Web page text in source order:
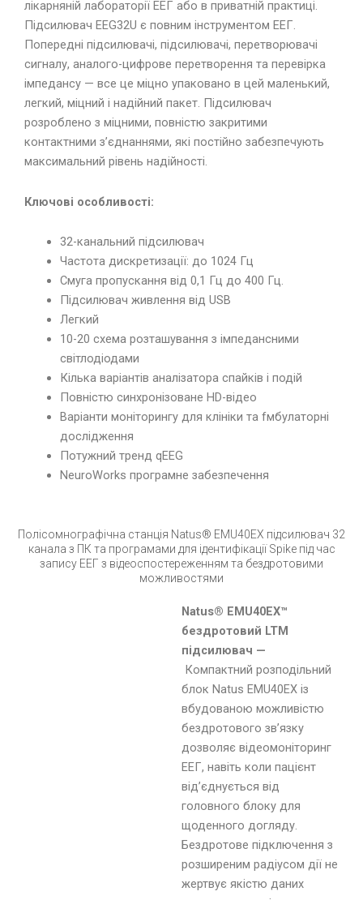
лікарняній лабораторії ЕЕГ або в приватній практиці.
Підсилювач EEG32U є повним інструментом ЕЕГ.
Попередні підсилювачі, підсилювачі, перетворювачі
сигналу, аналого-цифрове перетворення та перевірка
імпедансу — все це міцно упаковано в цей маленький,
легкий, міцний і надійний пакет. Підсилювач
розроблено з міцними, повністю закритими
контактними з’єднаннями, які постійно забезпечують
максимальний рівень надійності.
Ключові особливості:
32-канальний підсилювач
Частота дискретизації: до 1024 Гц
Смуга пропускання від 0,1 Гц до 400 Гц.
Підсилювач живлення від USB
Легкий
10-20 схема розташування з імпедансними
світлодіодами
Кілька варіантів аналізатора спайків і подій
Повністю синхронізоване HD-відео
Варіанти моніторингу для клініки та fмбулаторні
дослідження
Потужний тренд qEEG
NeuroWorks програмне забезпечення
Полісомнографічна станція Natus® EMU40EX підсилювач 32
канала з ПК та програмами для ідентифікації Spike під час
запису ЕЕГ з відеоспостереженням та бездротовими
можливостями
Natus® EMU40EX™
бездротовий LTM
підсилювач —
Компактний розподільний
блок Natus EMU40EX із
вбудованою можливістю
бездротового зв’язку
дозволяє відеомоніторинг
ЕЕГ, навіть коли пацієнт
від’єднується від
головного блоку для
щоденного догляду.
Бездротове підключення з
розширеним радіусом дії не
жертвує якістю даних